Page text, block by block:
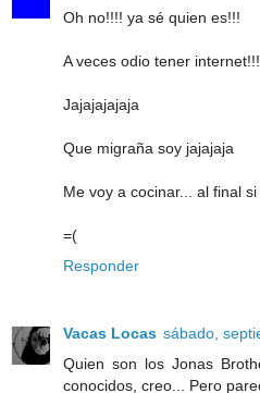
Oh no!!!! ya sé quien es!!!
A veces odio tener internet!!!
Jajajajajaja
Que migraña soy jajajaja
Me voy a cocinar... al final
=(
Responder
Vacas Locas sábado,
Quien son los Jonas
conocidos, creo... Pero